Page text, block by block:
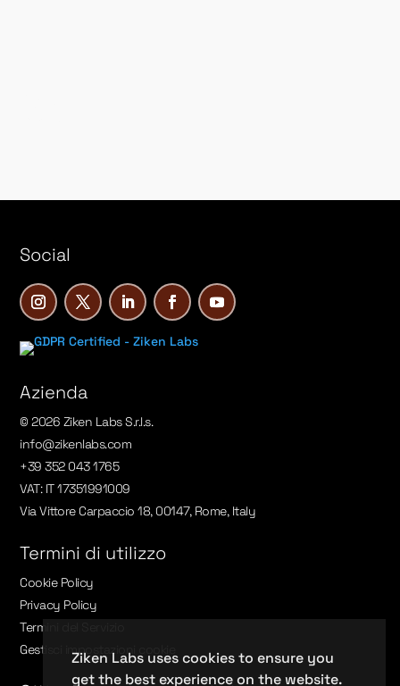
Social
Azienda
© 2026 Ziken Labs S.r.l.s.
info@zikenlabs.com
+39 352 043 1765
VAT: IT 17351991009
Via Vittore Carpaccio 18, 00147, Rome, Italy
Termini di utilizzo
Cookie Policy
Privacy Policy
Termini del Servizio
Gestisci impostazioni cookie
Ziken Labs uses cookies to ensure you
get the best experience on the website.